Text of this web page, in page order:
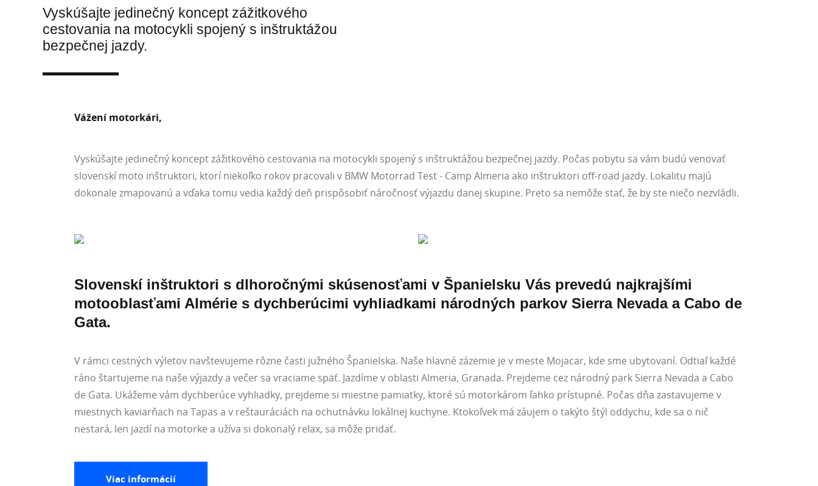
Vyskúšajte jedinečný koncept zážitkového
cestovania na motocykli spojený s inštruktážou
bezpečnej jazdy.
Vážení motorkári,
Vyskúšajte jedinečný koncept zážitkového cestovania na motocykli spojený s inštruktážou bezpečnej jazdy. Počas pobytu sa vám budú venovať
slovenskí moto inštruktori, ktorí niekoľko rokov pracovali v BMW Motorrad Test - Camp Almeria ako inštruktori off-road jazdy. Lokalitu majú
dokonale zmapovanú a vďaka tomu vedia každý deň prispôsobiť náročnosť výjazdu danej skupine. Preto sa nemôže stať, že by ste niečo nezvládli.
Slovenskí inštruktori s dlhoročnými skúsenosťami v Španielsku Vás prevedú najkrajšími
motooblasťami Almérie s dychberúcimi vyhliadkami národných parkov Sierra Nevada a Cabo de
Gata.
V rámci cestných výletov navštevujeme rôzne časti južného Španielska. Naše hlavné zázemie je v meste Mojacar, kde sme ubytovaní. Odtiaľ každé
ráno štartujeme na naše výjazdy a večer sa vraciame späť. Jazdíme v oblasti Almeria, Granada. Prejdeme cez národný park Sierra Nevada a Cabo
de Gata. Ukážeme vám dychberúce vyhliadky, prejdeme si miestne pamiatky, ktoré sú motorkárom ľahko prístupné. Počas dňa zastavujeme v
miestnych kaviarňach na Tapas a v reštauráciách na ochutnávku lokálnej kuchyne. Ktokoľvek má záujem o takýto štýl oddychu, kde sa o nič
nestará, len jazdí na motorke a užíva si dokonalý relax, sa môže pridať.
Viac informácií